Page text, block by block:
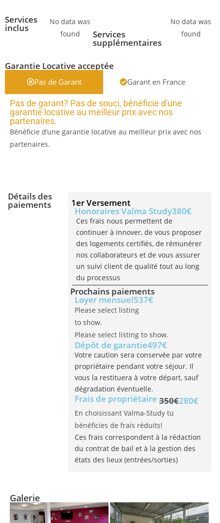
Services
inclus
No data was
found
Services
supplémentaires
No data was
found
Garantie Locative acceptée
Pas de Garant Garant en France
Pas de garant? Pas de souci, bénéficie d'une
garantie locative au meilleur prix avec nos
partenaires.
Bénéficie d’une garantie locative au meilleur prix avec nos
partenaires.
Détails des
paiements 1er Versement
Honoraires Valma Study380€
Ces frais nous permettent de
continuer à innover, de vous proposer
des logements certifiés, de rémunérer
nos collaborateurs et de vous assurer
un suivi client de qualité tout au long
du processus
Prochains paiements
Loyer mensuel537€
Please select listing
to show.
Please select listing to show.
Dépôt de garantie497€
Votre caution sera conservée par votre
propriétaire pendant votre séjour. Il
vous la restituera à votre départ, sauf
dégradation éventuelle.
Frais de propriétaire 350€280€
En choisissant Valma-Study tu
bénéficies de frais réduits!
Ces frais correspondent à la rédaction
du contrat de bail et à la gestion des
états des lieux (entrées/sorties)
Galerie